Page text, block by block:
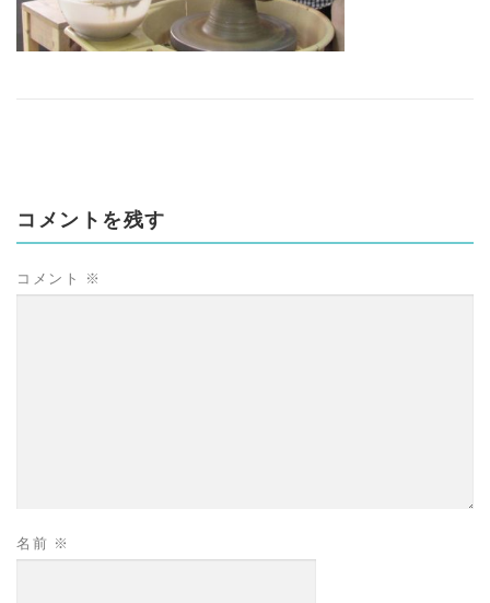
コメントを残す
コメント ※
名前 ※